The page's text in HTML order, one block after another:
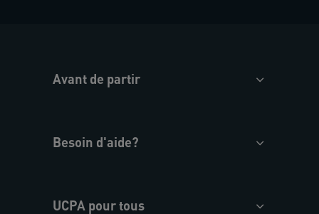
Avant de partir
Besoin d'aide?
UCPA pour tous